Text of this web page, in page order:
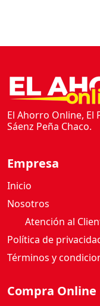
El Ahorro Online, El
Sáenz Peña Chaco.
Inicio
Nosotros
Atención al
Política de
Términos y
Como comprar